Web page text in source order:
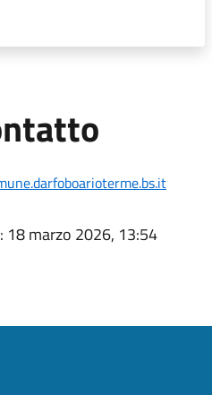
: 18 marzo 2026, 13:54